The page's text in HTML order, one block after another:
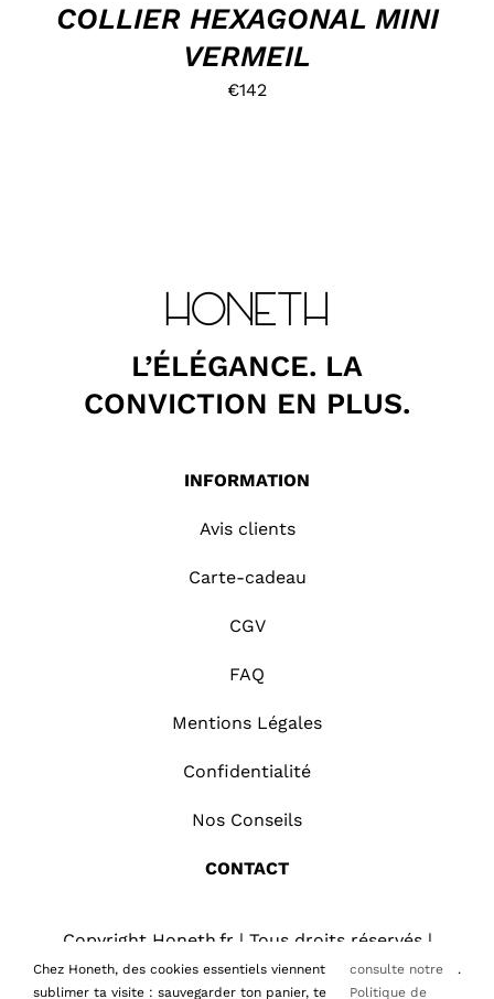
COLLIER HEXAGONAL MINI
VERMEIL
€142
L’ÉLÉGANCE. LA
CONVICTION EN PLUS.
INFORMATION
Avis clients
Carte-cadeau
CGV
FAQ
Mentions Légales
Confidentialité
Nos Conseils
CONTACT
Copyright Honeth.fr | Tous droits réservés |
2026
Chez Honeth, des cookies essentiels viennent
sublimer ta visite : sauvegarder ton panier, te
consulte notre
Politique de
.